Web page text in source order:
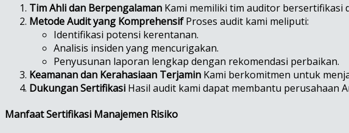
Tim Ahli dan Berpengalaman Kami memiliki tim auditor bersertifikasi
Metode Audit yang KomprehensifProses audit kami meliputi:
Identifikasi potensi kerentanan.
Analisis insiden yang mencurigakan.
Penyusunan laporan lengkap dengan rekomendasi perbaikan.
Keamanan dan Kerahasiaan Terjamin Kami berkomitmen untuk
Dukungan Sertifikasi Hasil audit kami dapat membantu perusahaan
Manfaat Sertifikasi Manajemen Risiko